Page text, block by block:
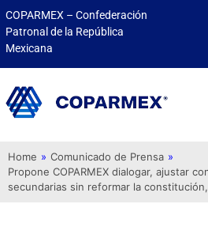
COPARMEX – Confederación
Patronal de la República
Mexicana
Home » Comunicado de Prensa »
Propone COPARMEX dialogar, ajustar
secundarias sin reformar la